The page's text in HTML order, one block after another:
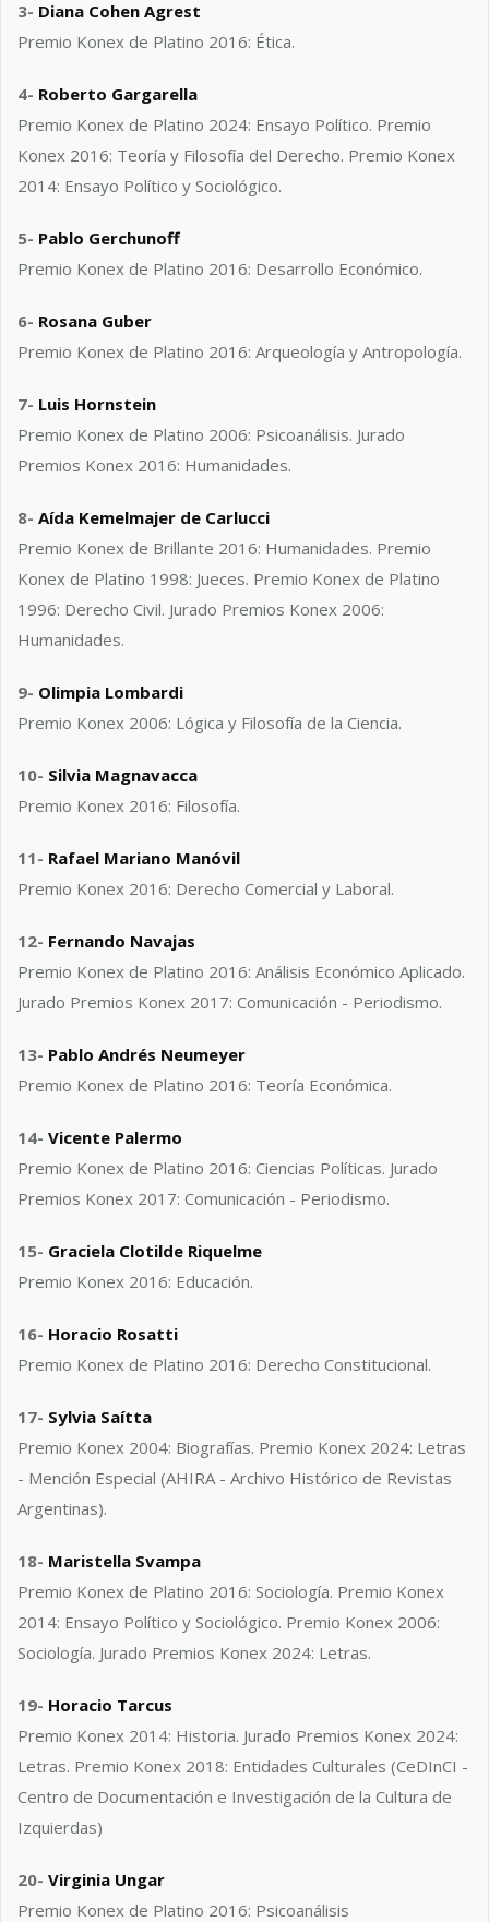
3- Diana Cohen Agrest
Premio Konex de Platino 2016: Ética.
4- Roberto Gargarella
Premio Konex de Platino 2024: Ensayo Político. Premio
Konex 2016: Teoría y Filosofía del Derecho. Premio Konex
2014: Ensayo Político y Sociológico.
5- Pablo Gerchunoff
Premio Konex de Platino 2016: Desarrollo Económico.
6- Rosana Guber
Premio Konex de Platino 2016: Arqueología y Antropología.
7- Luis Hornstein
Premio Konex de Platino 2006: Psicoanálisis. Jurado
Premios Konex 2016: Humanidades.
8- Aída Kemelmajer de Carlucci
Premio Konex de Brillante 2016: Humanidades. Premio
Konex de Platino 1998: Jueces. Premio Konex de Platino
1996: Derecho Civil. Jurado Premios Konex 2006:
Humanidades.
9- Olimpia Lombardi
Premio Konex 2006: Lógica y Filosofía de la Ciencia.
10- Silvia Magnavacca
Premio Konex 2016: Filosofía.
11- Rafael Mariano Manóvil
Premio Konex 2016: Derecho Comercial y Laboral.
12- Fernando Navajas
Premio Konex de Platino 2016: Análisis Económico Aplicado.
Jurado Premios Konex 2017: Comunicación - Periodismo.
13- Pablo Andrés Neumeyer
Premio Konex de Platino 2016: Teoría Económica.
14- Vicente Palermo
Premio Konex de Platino 2016: Ciencias Políticas. Jurado
Premios Konex 2017: Comunicación - Periodismo.
15- Graciela Clotilde Riquelme
Premio Konex 2016: Educación.
16- Horacio Rosatti
Premio Konex de Platino 2016: Derecho Constitucional.
17- Sylvia Saítta
Premio Konex 2004: Biografías. Premio Konex 2024: Letras
- Mención Especial (AHIRA - Archivo Histórico de Revistas
Argentinas).
18- Maristella Svampa
Premio Konex de Platino 2016: Sociología. Premio Konex
2014: Ensayo Político y Sociológico. Premio Konex 2006:
Sociología. Jurado Premios Konex 2024: Letras.
19- Horacio Tarcus
Premio Konex 2014: Historia. Jurado Premios Konex 2024:
Letras. Premio Konex 2018: Entidades Culturales (CeDInCI -
Centro de Documentación e Investigación de la Cultura de
Izquierdas)
20- Virginia Ungar
Premio Konex de Platino 2016: Psicoanálisis